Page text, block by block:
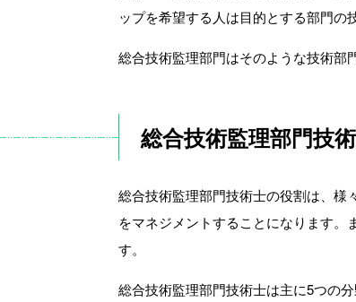
ップを希望する人は目的とする部門の
総合技術監理部門はそのような技術部
総合技術監理部門技
総合技術監理部門技術士の役割は、様
をマネジメントすることになります
す。
総合技術監理部門技術士は主に5つの